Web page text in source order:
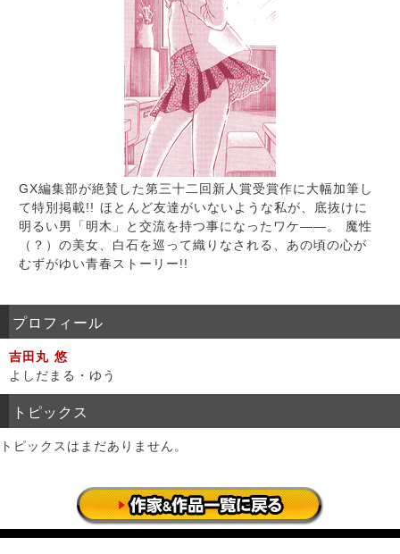
GX編集部が絶賛した第三十二回新人賞受賞作に大幅加筆し
て特別掲載!! ほとんど友達がいないような私が、底抜けに
明るい男「明木」と交流を持つ事になったワケ――。 魔性
（？）の美女、白石を巡って織りなされる、あの頃の心が
むずがゆい青春ストーリー!!
プロフィール
吉田丸 悠
よしだまる・ゆう
トピックス
トピックスはまだありません。